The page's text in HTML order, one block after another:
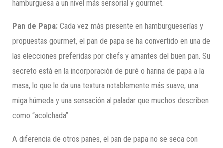
hamburguesa a un nivel más sensorial y gourmet.
Pan de Papa: Cada vez más presente en hamburgueserías y
propuestas gourmet, el pan de papa se ha convertido en una de
las elecciones preferidas por chefs y amantes del buen pan. Su
secreto está en la incorporación de puré o harina de papa a la
masa, lo que le da una textura notablemente más suave, una
miga húmeda y una sensación al paladar que muchos describen
como “acolchada”.
A diferencia de otros panes, el pan de papa no se seca con